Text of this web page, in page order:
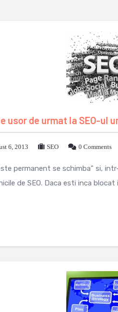
usor de urmat la SEO-ul
6, 2013 SEO 0 Comments
permanent se schimba" si,
de SEO. Daca esti inca